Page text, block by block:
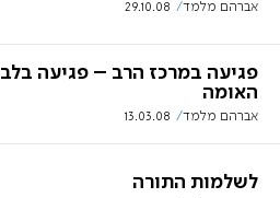
אברהם מלמד 29.10.08
פגיעה במרכז הרב – פגיעה בלב
האומה
אברהם מלמד 13.03.08
לשלמות התורה